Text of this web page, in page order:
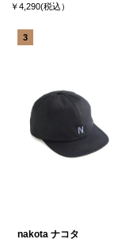
￥4,290(税込）
nakota ナコタ